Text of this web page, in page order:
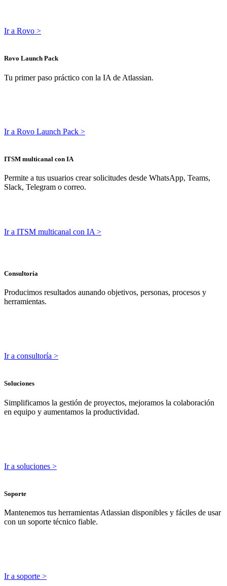
Ir a Rovo >
Rovo Launch Pack
Tu primer paso práctico con la IA de Atlassian.
Ir a Rovo Launch Pack >
ITSM multicanal con IA
Permite a tus usuarios crear solicitudes desde WhatsApp, Teams,
Slack, Telegram o correo.
Ir a ITSM multicanal con IA >
Consultoría
Producimos resultados aunando objetivos, personas, procesos y
herramientas.
Ir a consultoría >
Soluciones
Simplificamos la gestión de proyectos, mejoramos la colaboración
en equipo y aumentamos la productividad.
Ir a soluciones >
Soporte
Mantenemos tus herramientas Atlassian disponibles y fáciles de usar
con un soporte técnico fiable.
Ir a soporte >